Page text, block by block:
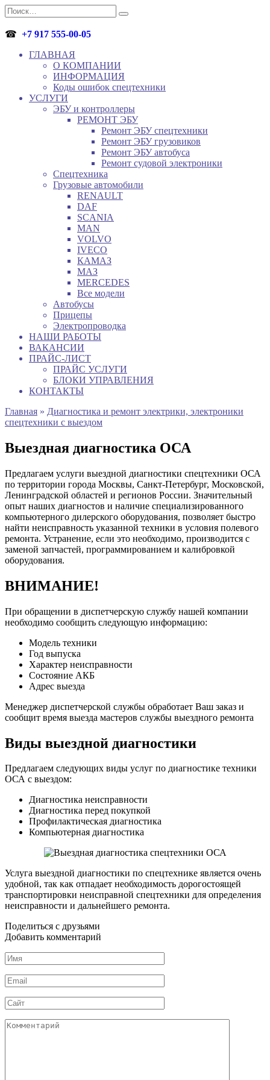
Перейти
к
содержанию
Search
for:
☎ +7 917 555-00-05
ГЛАВНАЯ
О КОМПАНИИ
ИНФОРМАЦИЯ
Коды ошибок спецтехники
УСЛУГИ
ЭБУ и контроллеры
РЕМОНТ ЭБУ
Ремонт ЭБУ спецтехники
Ремонт ЭБУ грузовиков
Ремонт ЭБУ автобуса
Ремонт судовой электроники
Спецтехника
Грузовые автомобили
RENAULT
DAF
SCANIA
MAN
VOLVO
IVECO
КАМАЗ
МАЗ
MERCEDES
Все модели
Автобусы
Прицепы
Электропроводка
НАШИ РАБОТЫ
ВАКАНСИИ
ПРАЙС-ЛИСТ
ПРАЙС УСЛУГИ
БЛОКИ УПРАВЛЕНИЯ
КОНТАКТЫ
Главная » Диагностика и ремонт электрики, электроники
спецтехники с выездом
Выездная диагностика ОСА
Предлагаем услуги выездной диагностики спецтехники ОСА
по территории города Москвы, Санкт-Петербург, Московской,
Ленинградской областей и регионов России. Значительный
опыт наших диагностов и наличие специализированного
компьютерного дилерского оборудования, позволяет быстро
найти неисправность указанной техники в условия полевого
ремонта. Устранение, если это необходимо, производится с
заменой запчастей, программированием и калибровкой
оборудования.
ВНИМАНИЕ!
При обращении в диспетчерскую службу нашей компании
необходимо сообщить следующую информацию:
Модель техники
Год выпуска
Характер неисправности
Состояние АКБ
Адрес выезда
Менеджер диспетчерской службы обработает Ваш заказ и
сообщит время выезда мастеров службы выездного ремонта
Виды выездной диагностики
Предлагаем следующих виды услуг по диагностике техники
ОСА с выездом:
Диагностика неисправности
Диагностика перед покупкой
Профилактическая диагностика
Компьютерная диагностика
Услуга выездной диагностики по спецтехнике является очень
удобной, так как отпадает необходимость дорогостоящей
транспортировки неисправной спецтехники для определения
неисправности и дальнейшего ремонта.
Поделиться с друзьями
Добавить комментарий
Имя
*
Email
*
Сайт
Комментарий